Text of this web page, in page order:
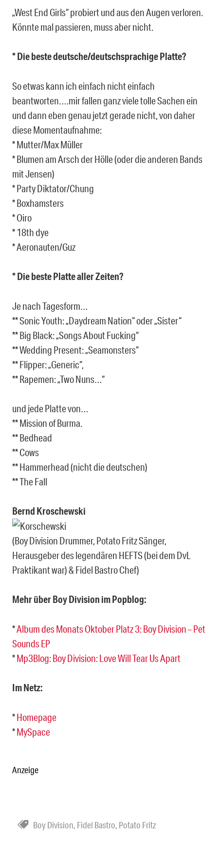
„West End Girls“ probiert und aus den Augen verloren.
Könnte mal passieren, muss aber nicht.
* Die beste deutsche/deutschsprachige Platte?
So etwas kann ich einfach nicht einfach
beantworten….mir fallen ganz viele tolle Sachen ein
und dann eben genau jetzt gerade nicht, von daher
diese Momentaufnahme:
* Mutter/Max Müller
* Blumen am Arsch der Hölle (oder die anderen Bands
mit Jensen)
* Party Diktator/Chung
* Boxhamsters
* Oiro
* 18th dye
* Aeronauten/Guz
* Die beste Platte aller Zeiten?
Je nach Tagesform…
** Sonic Youth: „Daydream Nation“ oder „Sister“
** Big Black: „Songs About Fucking“
** Wedding Present: „Seamonsters“
** Flipper: „Generic“,
** Rapemen: „Two Nuns…“
und jede Platte von…
** Mission of Burma.
** Bedhead
** Cows
** Hammerhead (nicht die deutschen)
** The Fall
Bernd Kroschewski
(Boy Division Drummer, Potato Fritz Sänger,
Herausgeber des legendären HEFTS (bei dem DvL
Praktikant war) & Fidel Bastro Chef)
Mehr über Boy Division im Popblog:
*Album des Monats Oktober Platz 3: Boy Division – Pet
Sounds EP
*Mp3Blog: Boy Division: Love Will Tear Us Apart
Im Netz:
*Homepage
*MySpace
Anzeige
Boy Division, Fidel Bastro, Potato Fritz